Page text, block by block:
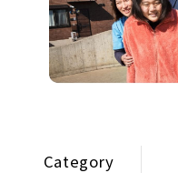
Category